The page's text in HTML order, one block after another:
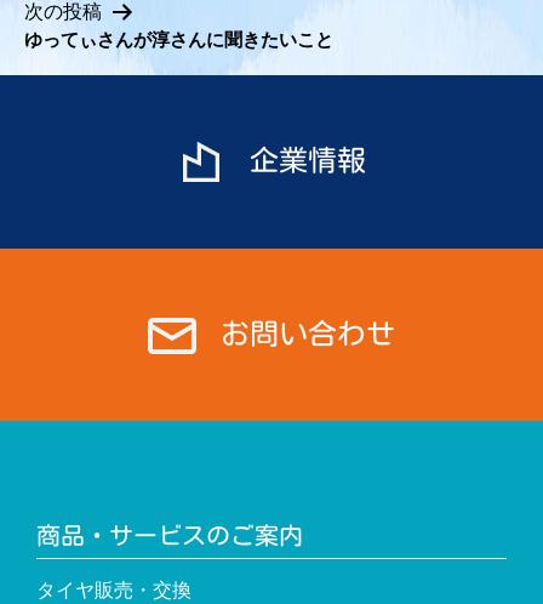
ナ
ビ
次の投稿
ゆってぃさんが淳さんに聞きたいこと
企業情報
お問い合わせ
商品・サービスのご案内
タイヤ販売・交換